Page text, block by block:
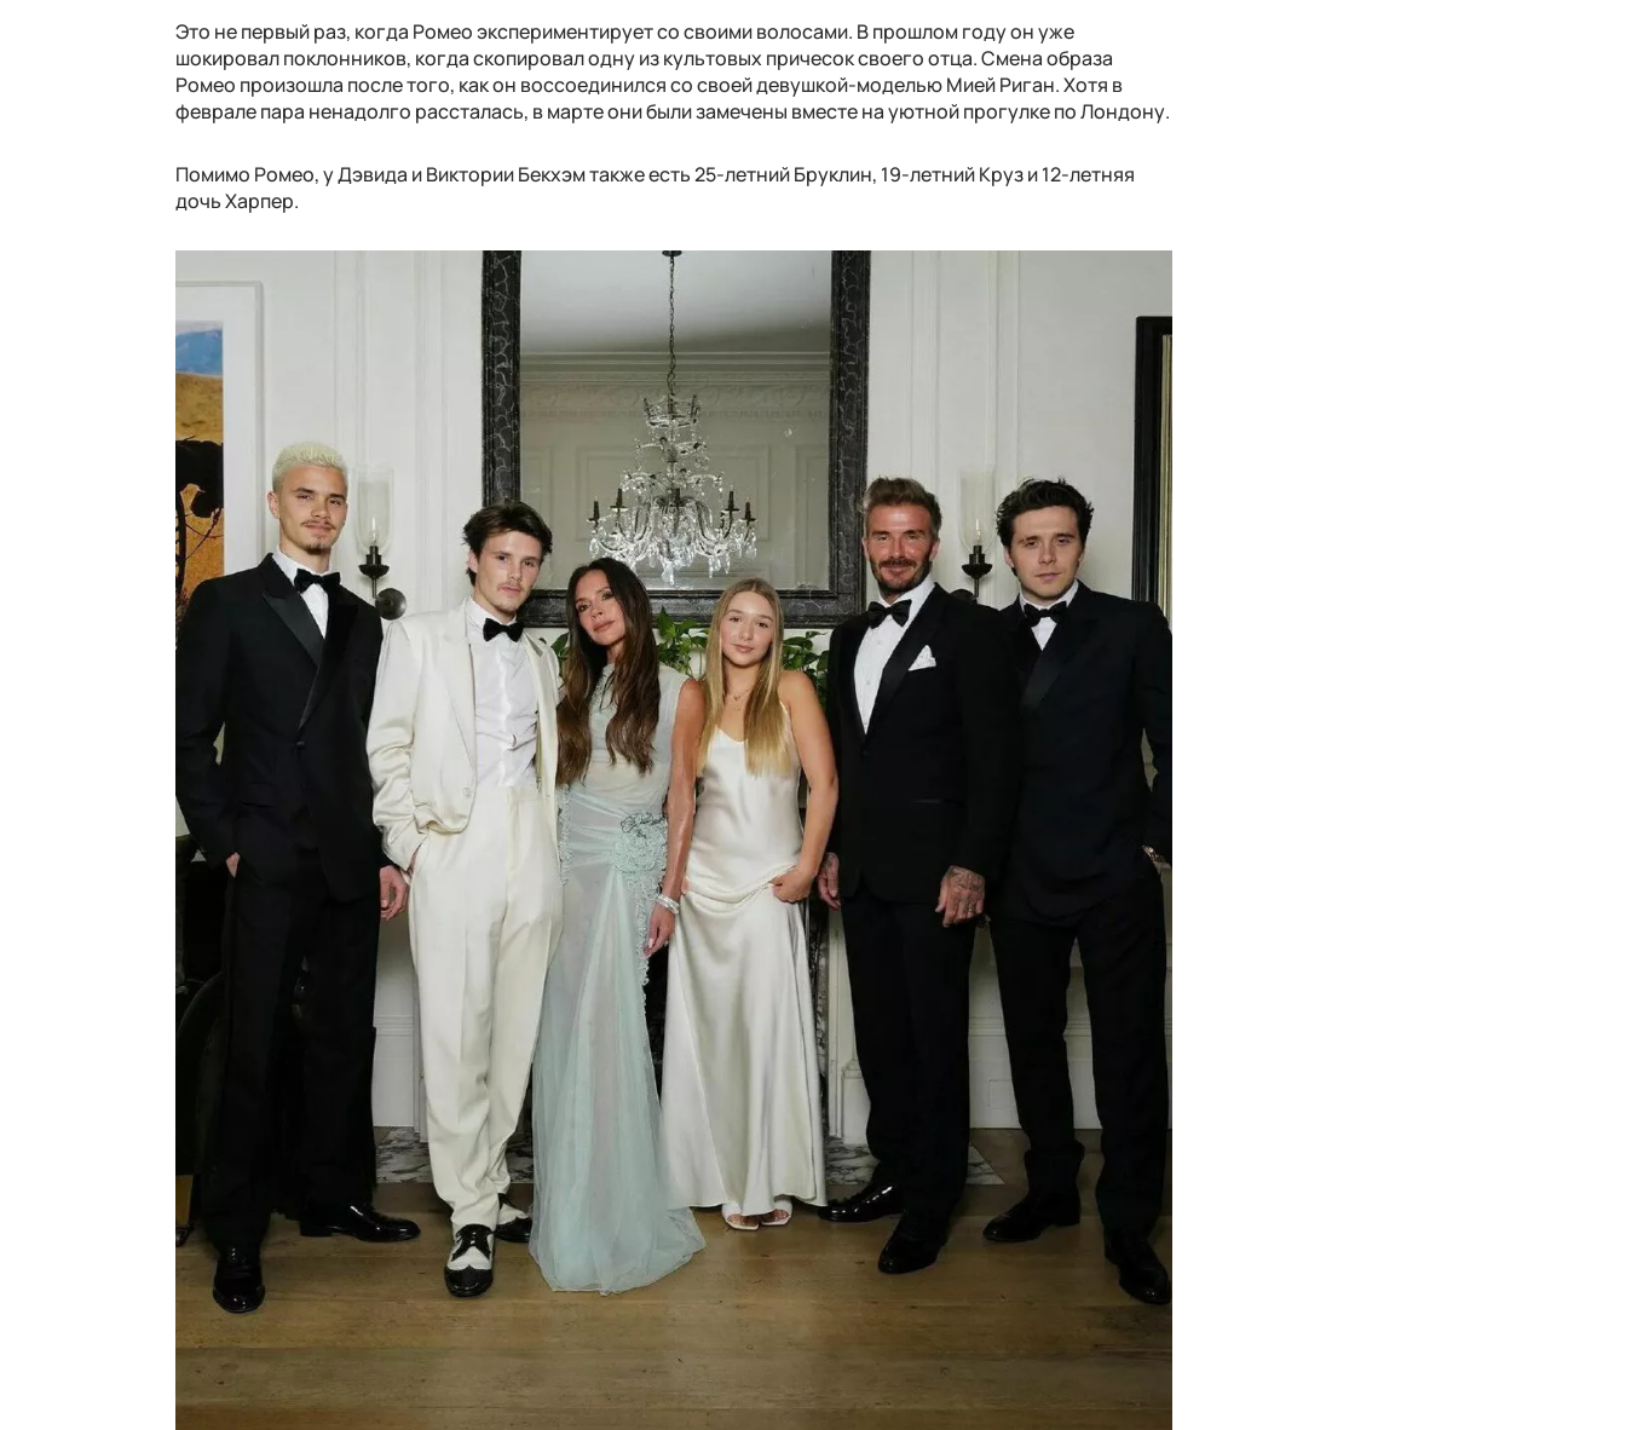
Это не первый раз, когда Ромео экспериментирует со своими волосами. В прошлом году он уже
шокировал поклонников, когда скопировал одну из культовых причесок своего отца. Смена образа
Ромео произошла после того, как он воссоединился со своей девушкой-моделью Мией Риган. Хотя в
феврале пара ненадолго рассталась, в марте они были замечены вместе на уютной прогулке по Лондону.
Помимо Ромео, у Дэвида и Виктории Бекхэм также есть 25-летний Бруклин, 19-летний Круз и 12-летняя
дочь Харпер.